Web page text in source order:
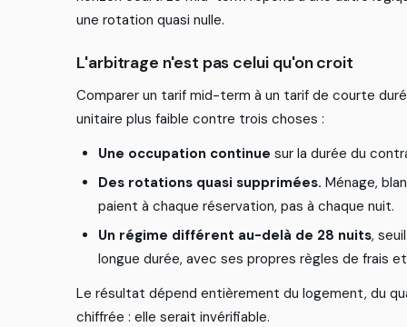
une rotation quasi nulle.
L'arbitrage n'est pas celui qu'oncroit
Comparer un tarif mid-term à un tarif de courte duré
unitaire plus faible contre trois choses :
Une occupation continue sur la durée du contr
Des rotations quasi supprimées. Ménage, blan
paient à chaque réservation, pas à chaque nuit.
Un régime différent au-delà de 28 nuits, seuil
longue durée, avec ses propres règles de frais et
Le résultat dépend entièrement du logement, du qu
chiffrée : elle serait invérifable.